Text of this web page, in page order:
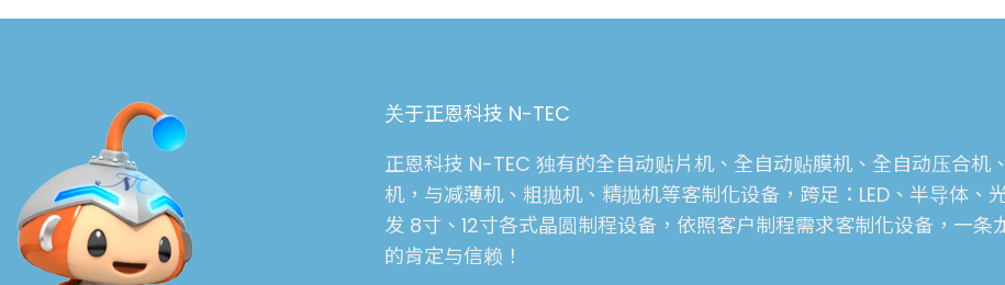
关于正恩科技 N-TEC
正恩科技 N-TEC 独有的全自动贴片机、全自动贴膜机、全自动压合机
机，与减薄机、粗抛机、精抛机等客制化设备，跨足：LED、半导体
发 8寸、12寸各式晶圆制程设备，依照客户制程需求客制化设备，一
的肯定与信赖！